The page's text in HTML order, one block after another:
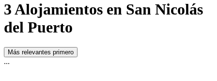
3 Alojamientos en San Nicolás
del Puerto
Más relevantes primero
...